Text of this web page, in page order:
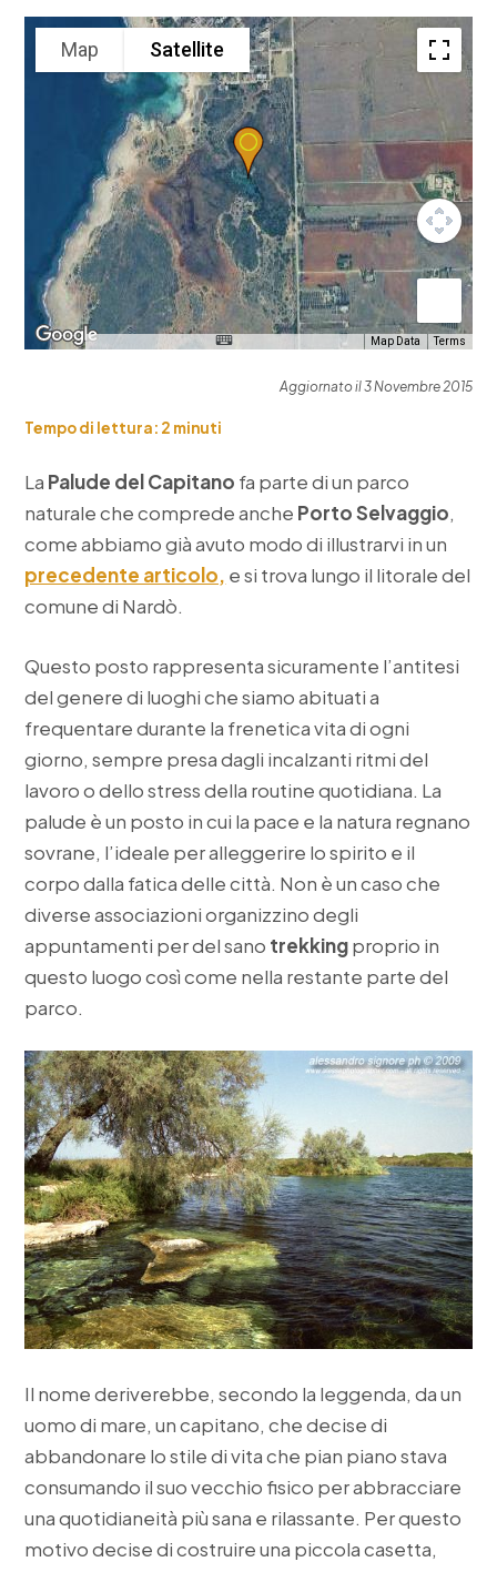
Map Satellite
Map Data Terms
Aggiornato il 3 Novembre 2015
Tempo di lettura: 2 minuti
La Palude del Capitano fa parte di un parco
naturale che comprede anche Porto Selvaggio,
come abbiamo già avuto modo di illustrarvi in un
precedente articolo, e si trova lungo il litorale del
comune di Nardò.
Questo posto rappresenta sicuramente l’antitesi
del genere di luoghi che siamo abituati a
frequentare durante la frenetica vita di ogni
giorno, sempre presa dagli incalzanti ritmi del
lavoro o dello stress della routine quotidiana. La
palude è un posto in cui la pace e la natura regnano
sovrane, l’ideale per alleggerire lo spirito e il
corpo dalla fatica delle città. Non è un caso che
diverse associazioni organizzino degli
appuntamenti per del sano trekkingproprio in
questo luogo così come nella restante parte del
parco.
Il nome deriverebbe, secondo la leggenda, da un
uomo di mare, un capitano, che decise di
abbandonare lo stile di vita che pian piano stava
consumando il suo vecchio fisico per abbracciare
una quotidianeità più sana e rilassante. Per questo
motivo decise di costruire una piccola casetta,